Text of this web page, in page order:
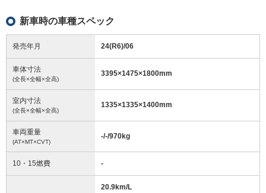
新車時の車種スペック
発売年月 24(R6)/06
車体寸法
(全長×全幅×全高)
3395×1475×1800mm
室内寸法
(全長×全幅×全高)
1335×1335×1400mm
車両重量
(AT×MT×CVT)
-/-/970kg
10・15燃費 -
20.9km/L